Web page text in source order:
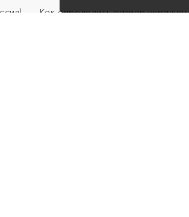
Как определить размер